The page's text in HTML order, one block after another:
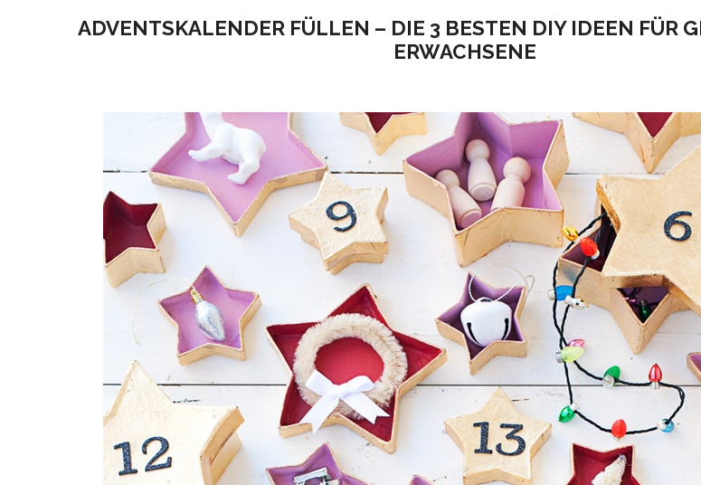
ADVENTSKALENDER FÜLLEN – DIE 3 BESTEN DIY IDEEN FÜR
ERWACHSENE